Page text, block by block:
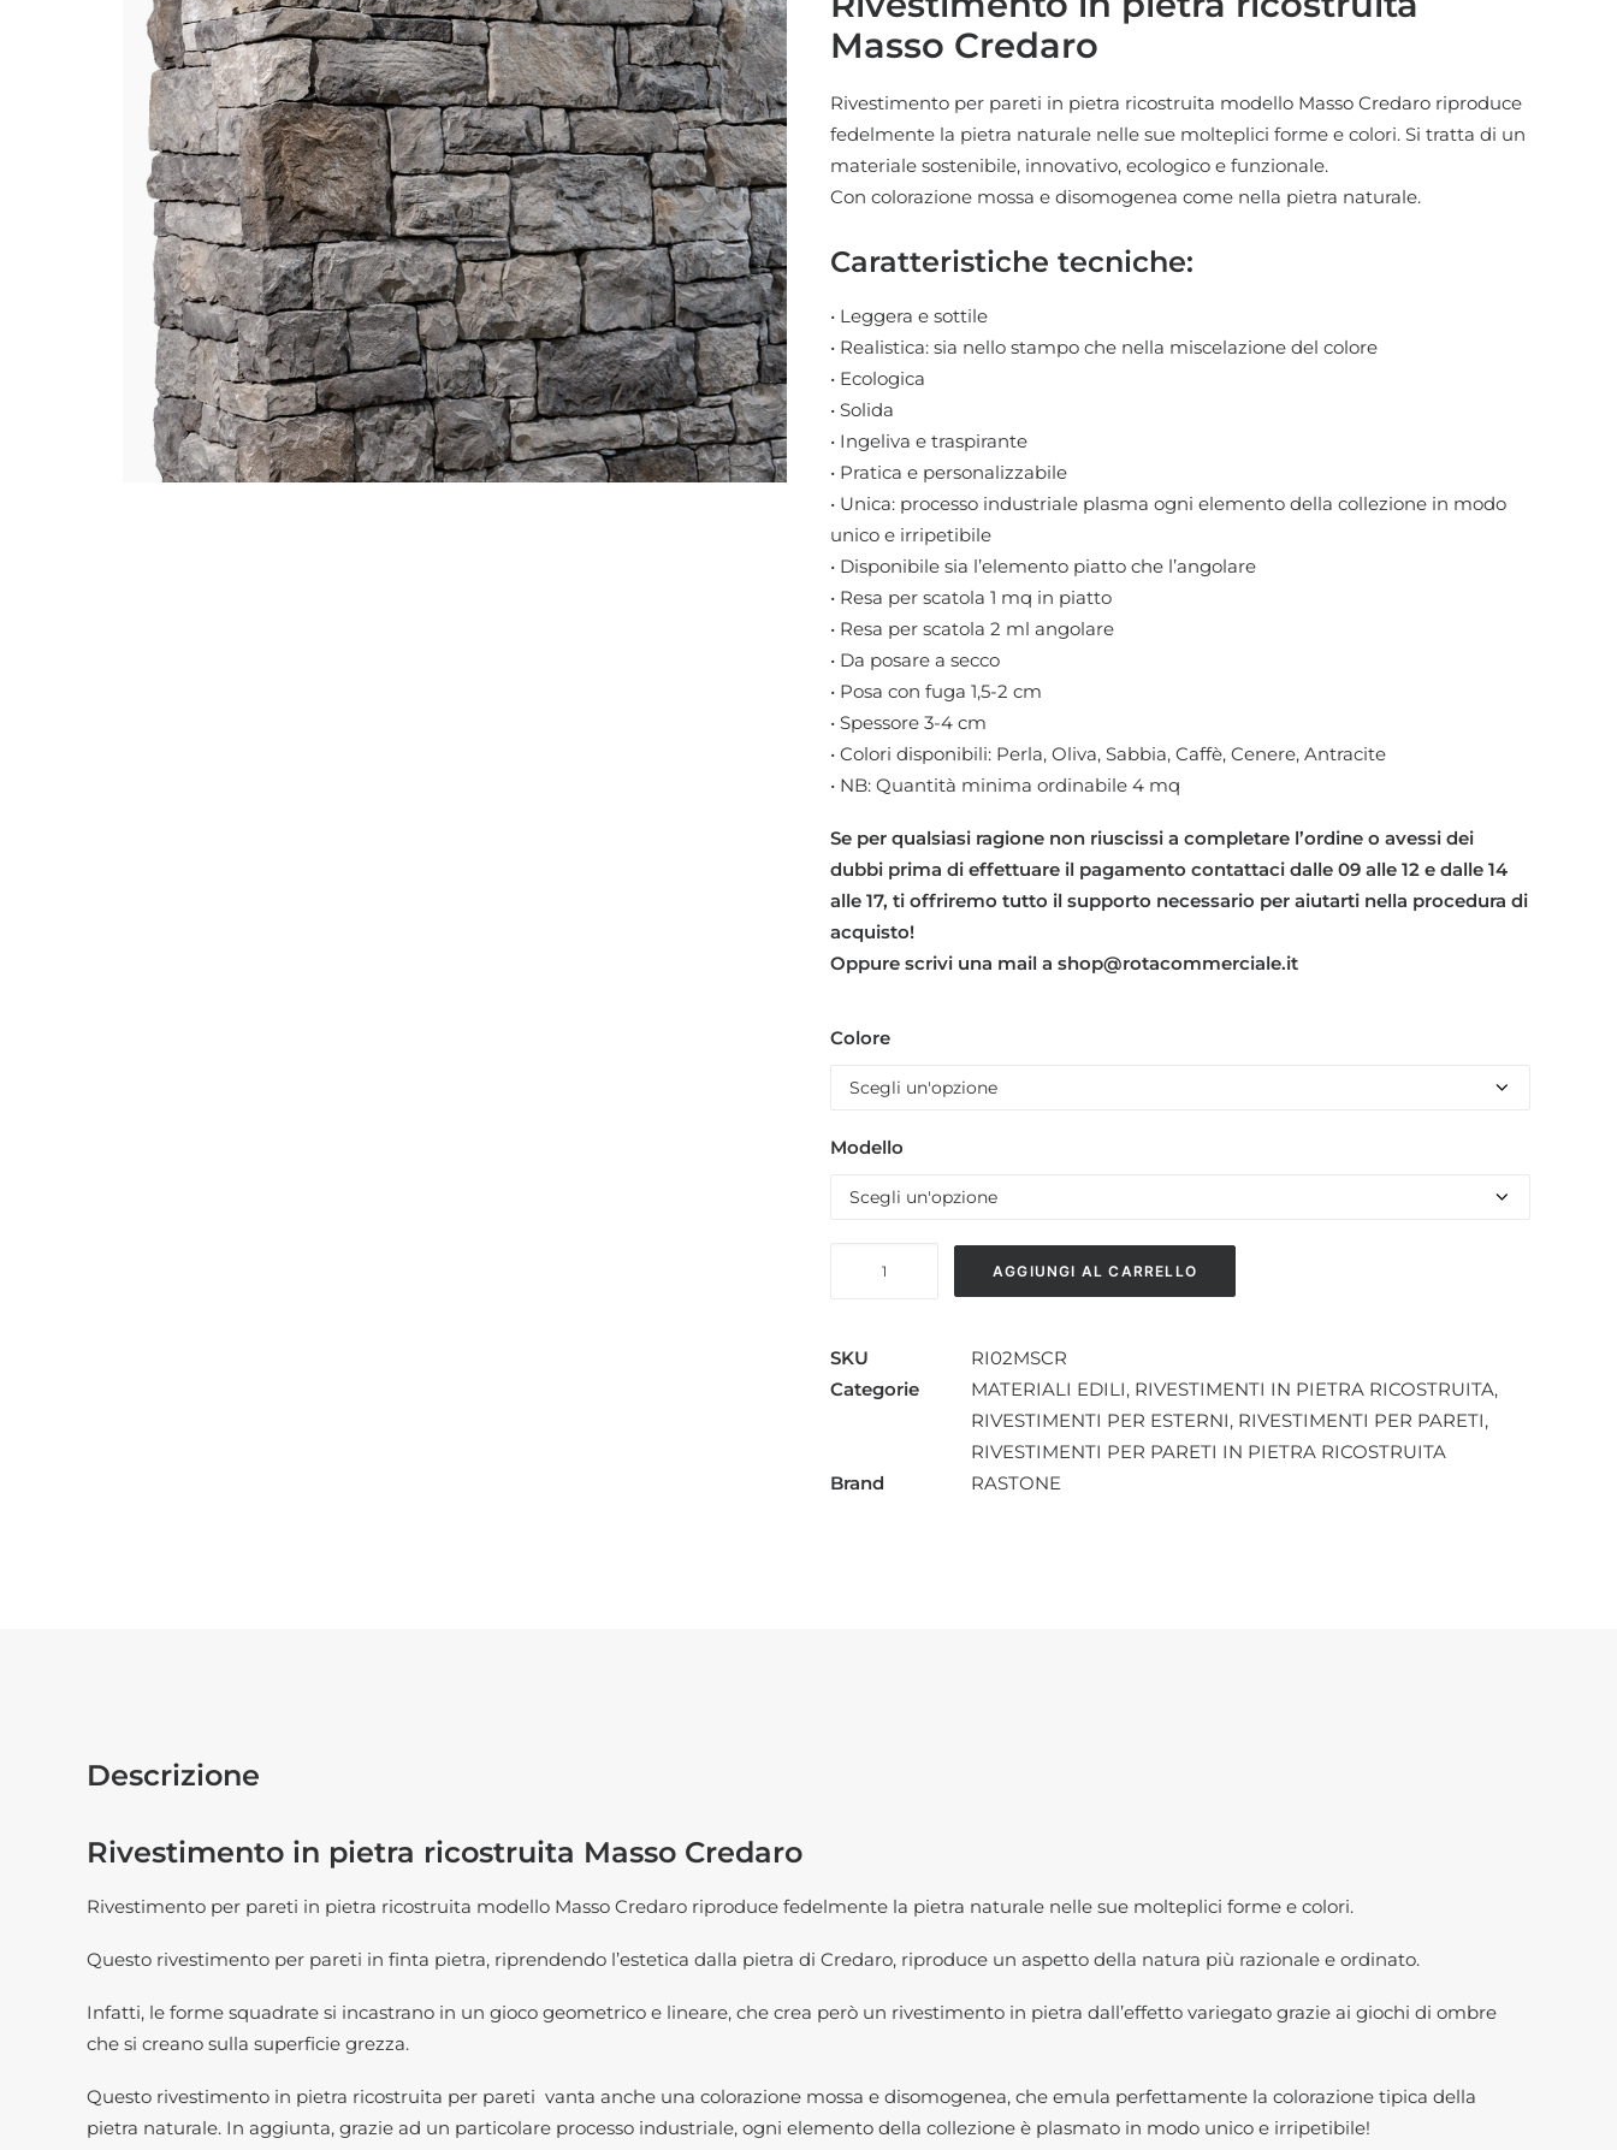
da
68,00 €
a
99,00 €
Masso Credaro
Rivestimento per pareti in pietra ricostruita modello Masso Credaro riproduce
fedelmente la pietra naturale nelle sue molteplici forme e colori. Si tratta di un
materiale sostenibile, innovativo, ecologico e funzionale.
Con colorazione mossa e disomogenea come nella pietra naturale.
Caratteristiche tecniche:
• Leggera e sottile
• Realistica: sia nello stampo che nella miscelazione del colore
• Ecologica
• Solida
• Ingeliva e traspirante
• Pratica e personalizzabile
• Unica: processo industriale plasma ogni elemento della collezione in modo
unico e irripetibile
• Disponibile sia l’elemento piatto che l’angolare
• Resa per scatola 1 mq in piatto
• Resa per scatola 2 ml angolare
• Da posare a secco
• Posa con fuga 1,5-2 cm
• Spessore 3-4 cm
• Colori disponibili: Perla, Oliva, Sabbia, Caffè, Cenere, Antracite
• NB: Quantità minima ordinabile 4 mq
Se per qualsiasi ragione non riuscissi a completare l’ordine o avessi dei
dubbi prima di effettuare il pagamento contattaci dalle 09 alle 12 e dalle 14
alle 17, ti offriremo tutto il supporto necessario per aiutarti nella procedura di
acquisto!
Oppure scrivi una mail a shop@rotacommerciale.it
Colore
Modello
RICOSTRUITA
MASSO
AGGIUNGI AL CARRELLO
SKU
RI02MSCR
Categorie
MATERIALI EDILI, RIVESTIMENTI IN PIETRA RICOSTRUITA,
RIVESTIMENTI PER ESTERNI, RIVESTIMENTI PER PARETI,
RIVESTIMENTI PER PARETI IN PIETRA RICOSTRUITA
Brand
RASTONE
Descrizione
Rivestimento in pietra ricostruita Masso Credaro
Rivestimento per pareti in pietra ricostruita modello Masso Credaro riproduce fedelmente la pietra naturale nelle sue molteplici forme e colori.
Questo rivestimento per pareti in finta pietra, riprendendo l’estetica dalla pietra di Credaro, riproduce un aspetto della natura più razionale e ordinato.
Infatti, le forme squadrate si incastrano in un gioco geometrico e lineare, che crea però un rivestimento in pietra dall’effetto variegato grazie ai giochi di ombre
che si creano sulla superficie grezza.
Questo rivestimento in pietra ricostruita per pareti vanta anche una colorazione mossa e disomogenea, che emula perfettamente la colorazione tipica della
pietra naturale. In aggiunta, grazie ad un particolare processo industriale, ogni elemento della collezione è plasmato in modo unico e irripetibile!